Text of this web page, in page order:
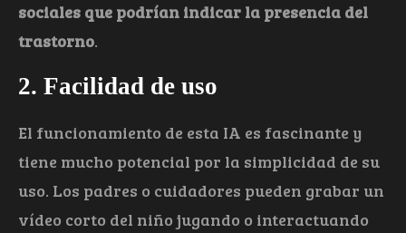
sociales que podrían indicar la presencia del
trastorno.
2. Facilidad de uso
El funcionamiento de esta IA es fascinante y
tiene mucho potencial por la simplicidad de su
uso. Los padres o cuidadores pueden grabar un
vídeo corto del niño jugando o interactuando